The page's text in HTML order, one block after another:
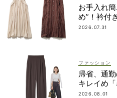
お手入れ
め”！衿付
2026.07.31
ファッション
帰省、通
キレイめ
える！
2026.08.01